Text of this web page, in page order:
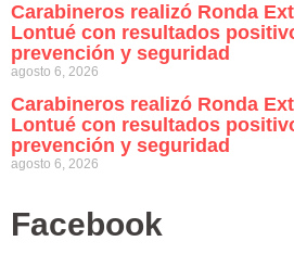
Carabineros realizó Ronda
Lontué con resultados
prevención y seguridad
agosto 6, 2026
Carabineros realizó Ronda
Lontué con resultados
prevención y seguridad
agosto 6, 2026
Facebook